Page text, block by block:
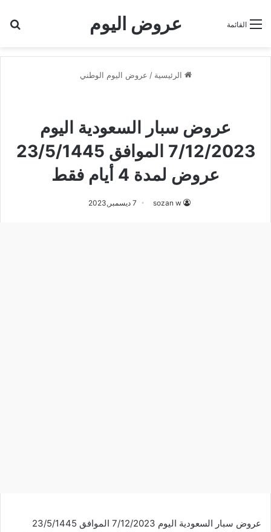
عروض اليوم القائمة
الرئيسية / عروض اليوم الوطني
عروض سبار السعودية اليوم
7/12/2023 الموافق 23/5/1445
عروض لمدة 4 أيام فقط
sozan w 7 ديسمبر,2023
عروض سبار السعودية اليوم 7/12/2023 الموافق 23/5/1445